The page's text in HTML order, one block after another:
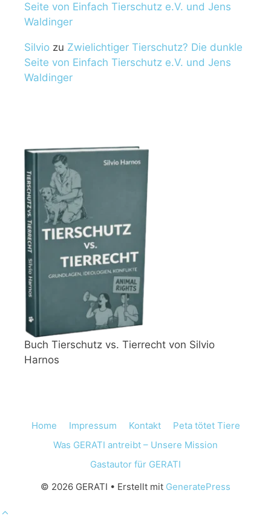
Seite von Einfach Tierschutz e.V. und Jens
Waldinger
Silvio zu Zwielichtiger Tierschutz? Die dunkle
Seite von Einfach Tierschutz e.V. und Jens
Waldinger
Buch Tierschutz vs. Tierrecht von Silvio
Harnos
Home Impressum Kontakt
Peta tötet Tiere
Was GERATI antreibt – Unsere Mission
Gastautor für GERATI
© 2026 GERATI • Erstellt mit GeneratePress